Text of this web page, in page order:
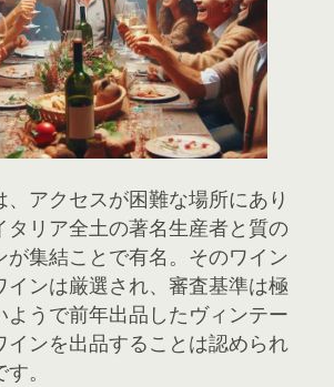
、アクセスが困難な場所にあり
タリア全土の著名生産者と質の
が集結ことで有名。そのワイン
インは厳選され、審査基準は極
ようで前年出品したヴィンテー
インを出品することは認められ
。